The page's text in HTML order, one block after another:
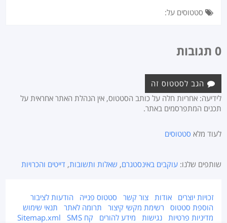
סטטוסים על:
0 תגובות
הגב לסטטוס זה
לידיעה: אחריות חלה על כותב הסטטוס, אין הנהלת האתר אחראית על
תכנים המתפרסמים באתר.
לעוד מלא סטטוסים
שותפים שלנו:עוקבים באינסטגרם, שאלות ותשובות, דייטים והכרויות
זכויות יוצרים אודות צור קשר סטטוס פנייה
הודעות לציבור
הוספת סטטוס
רשימת מקשי קיצור תרומה לאתר
תנאי שימוש
מדיניות פרטיות
נגישות מידע להורים קח SMS Sitemap.xml